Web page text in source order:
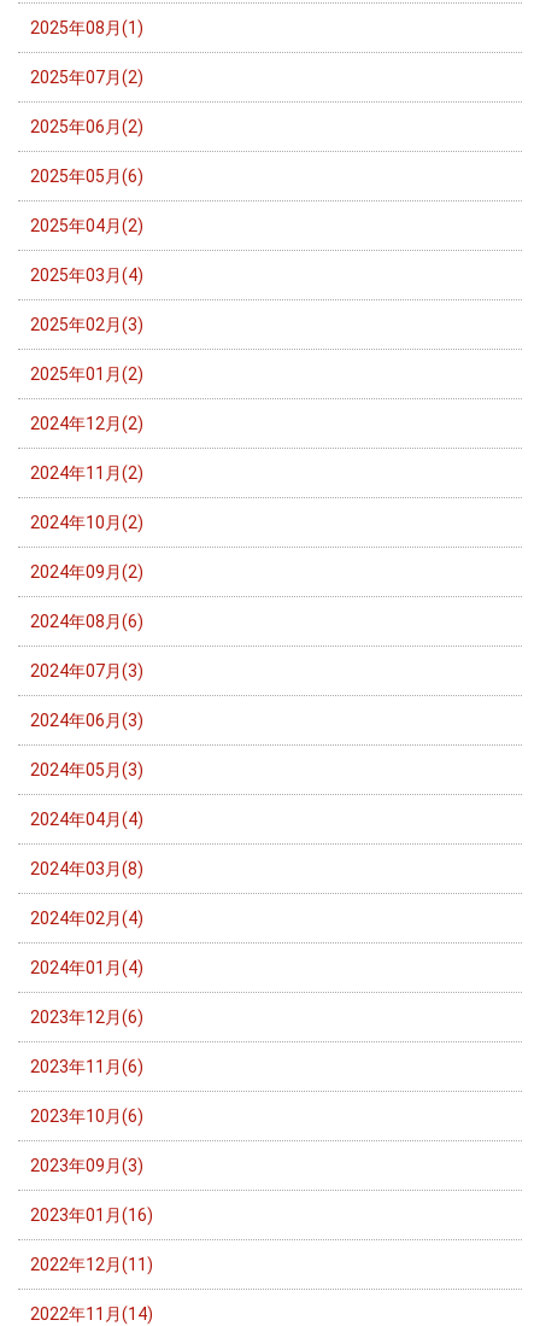
2025年08月(1)
2025年07月(2)
2025年06月(2)
2025年05月(6)
2025年04月(2)
2025年03月(4)
2025年02月(3)
2025年01月(2)
2024年12月(2)
2024年11月(2)
2024年10月(2)
2024年09月(2)
2024年08月(6)
2024年07月(3)
2024年06月(3)
2024年05月(3)
2024年04月(4)
2024年03月(8)
2024年02月(4)
2024年01月(4)
2023年12月(6)
2023年11月(6)
2023年10月(6)
2023年09月(3)
2023年01月(16)
2022年12月(11)
2022年11月(14)